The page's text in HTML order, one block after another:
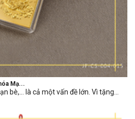
Mạ...
bè,… là cả một vấn đề lớn. Vì tặng...